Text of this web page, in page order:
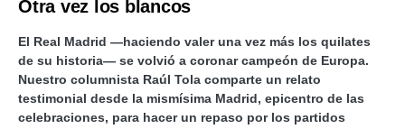
Otra vez los blancos
El Real Madrid —haciendo valer una vez más los quilates
de su historia— se volvió a coronar campeón de Europa.
Nuestro columnista Raúl Tola comparte un relato
testimonial desde la mismísima Madrid, epicentro de las
celebraciones, para hacer un repaso por los partidos